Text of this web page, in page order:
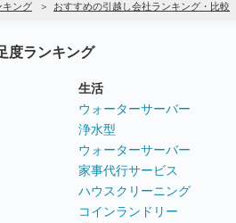
キング おすすめの引越し会社ランキング・比較
度ランキング
生活
ウォーターサーバー
浄水型
ウォーターサーバー
家事代行サービス
ハウスクリーニング
コインランドリー